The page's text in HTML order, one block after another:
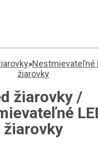
»Nestmievateľné
žiarovky
žiarovky /
žiarovky